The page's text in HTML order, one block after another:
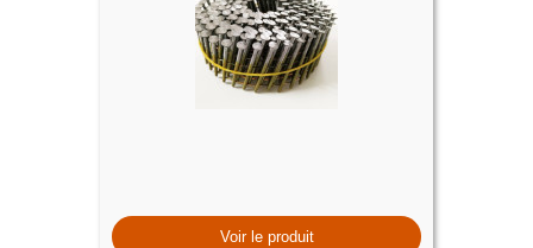
Voir le produit